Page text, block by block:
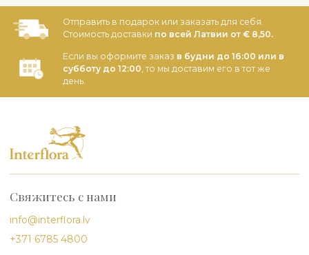
Отправить в подарок или заказать для себя.
Стоимость доставки по всей Латвии от € 8,50.
Если вы оформите заказ в будни до 16:00 или в
субботу до 12:00, то мы доставим его в тот же
день.
Свяжитесь с нами
info@interflora.lv
+371 6785 4800